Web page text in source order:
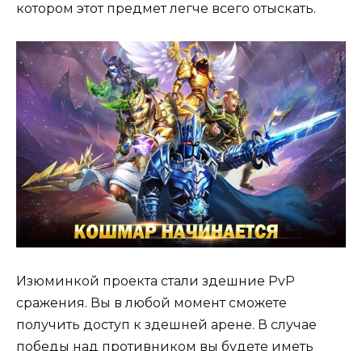
котором этот предмет легче всего отыскать.
Изюминкой проекта стали здешние PvP
сражения. Вы в любой момент сможете
получить доступ к здешней арене. В случае
победы над противником вы будете иметь